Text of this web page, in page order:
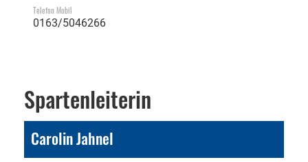
Telefon Mobil
0163/5046266
Spartenleiterin
Carolin Jahnel